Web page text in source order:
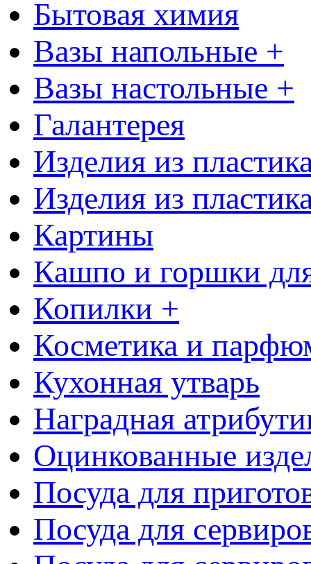
Бытовая химия
Вазы напольные +
Вазы настольные +
Галантерея
Изделия из
Изделия из
Картины
Кашпо и горшки
Копилки +
Косметика и
Кухонная утварь
Наградная
Оцинкованные
Посуда для
Посуда для